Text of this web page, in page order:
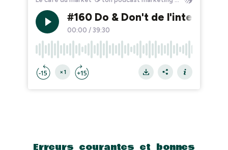
Erreurs courantes et bonnes